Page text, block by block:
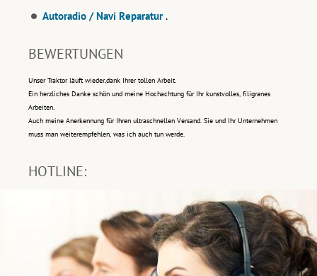
Autoradio / Navi Reparatur.
BEWERTUNGEN
Unser Traktor läuft wieder,dank Ihrer tollen Arbeit.
Ein herzliches Danke schön und meine Hochachtung für Ihr kunstvolles, filigranes
Arbeiten.
Auch meine Anerkennung für Ihren ultraschnellen Versand. Sie und Ihr Unternehmen
muss man weiterempfehlen, was ich auch tun werde.
HOTLINE: